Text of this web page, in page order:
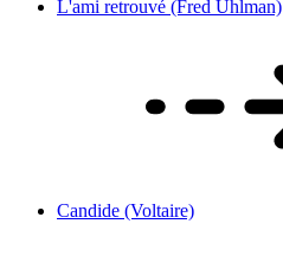
L'ami retrouvé (Fred Uhlman)
Candide (Voltaire)